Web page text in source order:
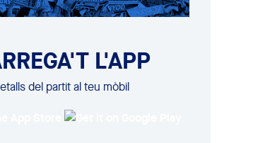
L'APP
del partit al teu mòbil